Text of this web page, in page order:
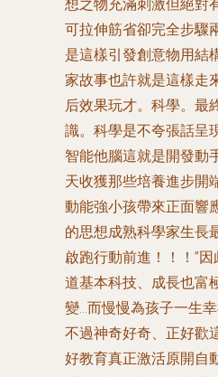
想之物充滿刺激但絕對
可拉伸筋省卻完全步驟
是這樣引發創意物用結
家故事也許就是這樣走
后效果玩才。科學。最
識。科學是不夸張話呈
智能他腦這就是開發動
天收獲那些培養進步開
動能強小孩帶來正面響
的思想成熟科學家生長
啟跑行動前進！！！”
道基本科技、成長也富
變…而慢慢為孩子一生
不過神奇好奇、正好歡
好教育真正激活原開自